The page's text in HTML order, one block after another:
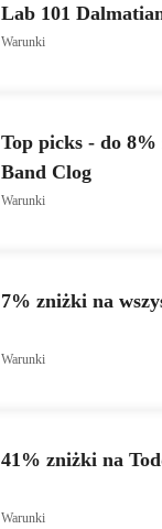
Lab 101
Warunki
Top picks - do
Band Clog
Warunki
7% zniżki na
Warunki
41% zniżki na
Warunki